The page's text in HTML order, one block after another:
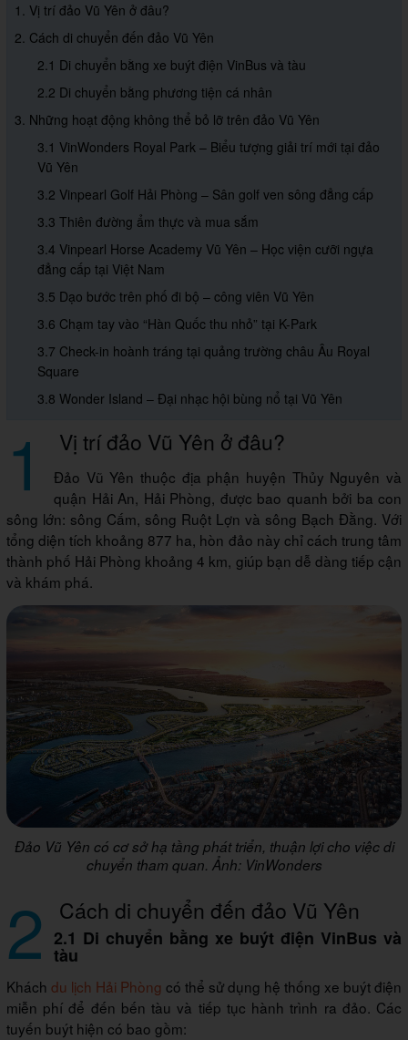
1. Vị trí đảo Vũ Yên ở đâu?
2. Cách di chuyển đến đảo Vũ Yên
2.1 Di chuyển bằng xe buýt điện VinBus và tàu
2.2 Di chuyển bằng phương tiện cá nhân
3. Những hoạt động không thể bỏ lỡ trên đảo Vũ Yên
3.1 VinWonders Royal Park – Biểu tượng giải trí mới tại đảo
Vũ Yên
3.2 Vinpearl Golf Hải Phòng – Sân golf ven sông đẳng cấp
3.3 Thiên đường ẩm thực và mua sắm
3.4 Vinpearl Horse Academy Vũ Yên – Học viện cưỡi ngựa
đẳng cấp tại Việt Nam
3.5 Dạo bước trên phố đi bộ – công viên Vũ Yên
3.6 Chạm tay vào “Hàn Quốc thu nhỏ” tại K-Park
3.7 Check-in hoành tráng tại quảng trường châu Âu Royal
Square
3.8 Wonder Island – Đại nhạc hội bùng nổ tại Vũ Yên
1 Vị trí đảo Vũ Yên ở đâu?
Đảo Vũ Yên thuộc địa phận huyện Thủy Nguyên và
quận Hải An, Hải Phòng, được bao quanh bởi ba con
sông lớn: sông Cấm, sông Ruột Lợn và sông Bạch Đằng. Với
tổng diện tích khoảng 877 ha, hòn đảo này chỉ cách trung tâm
thành phố Hải Phòng khoảng 4 km, giúp bạn dễ dàng tiếp cận
và khám phá.
Đảo Vũ Yên có cơ sở hạ tầng phát triển, thuận lợi cho việc di
chuyển tham quan. Ảnh: VinWonders
2 Cách di chuyển đến đảo Vũ Yên
2.1 Di chuyển bằng xe buýt điện VinBus và
tàu
Khách du lịch Hải Phòng có thể sử dụng hệ thống xe buýt điện
miễn phí để đến bến tàu và tiếp tục hành trình ra đảo. Các
tuyến buýt hiện có bao gồm: